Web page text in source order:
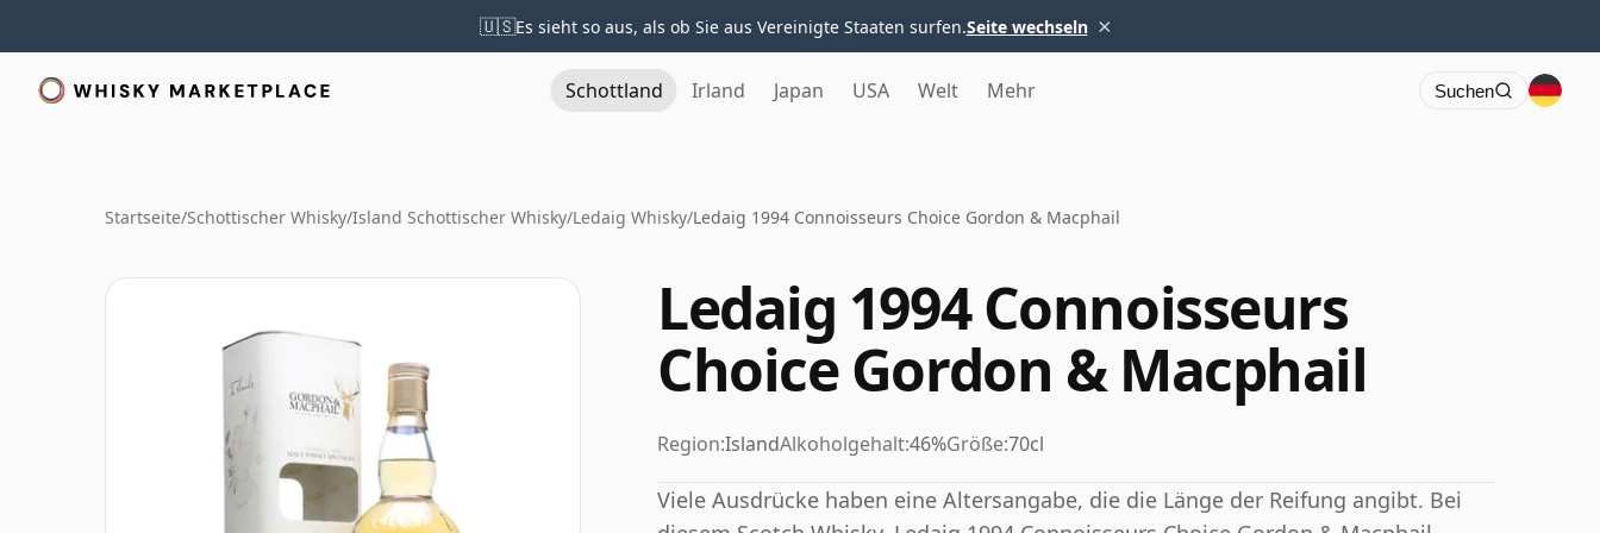
🇺🇸Es sieht so aus, als ob Sie aus Vereinigte Staaten surfen.Seite wechseln ×
Schottland Irland Japan USA Welt Mehr Suchen
Startseite/Schottischer Whisky/Island Schottischer Whisky/Ledaig Whisky/Ledaig 1994 Connoisseurs Choice Gordon & Macphail
Ledaig 1994 Connoisseurs
Choice Gordon & Macphail
Region:IslandAlkoholgehalt:46%Größe:70cl
Viele Ausdrücke haben eine Altersangabe, die die Länge der Reifung angibt. Bei